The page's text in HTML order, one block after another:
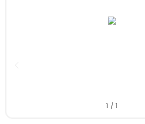
1 / 1